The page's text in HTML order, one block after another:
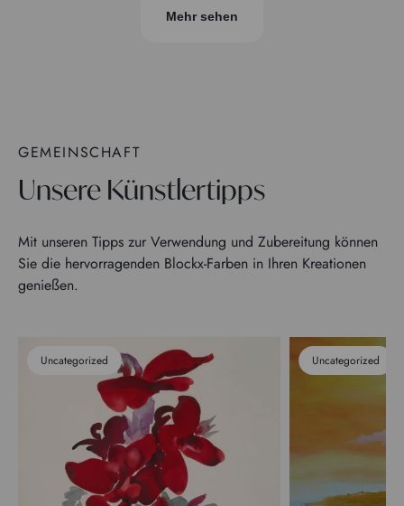
Mehr sehen
GEMEINSCHAFT
Unsere Künstlertipps
Mit unseren Tipps zur Verwendung und Zubereitung können
Sie die hervorragenden Blockx-Farben in Ihren Kreationen
genießen.
Uncategorized Uncategorized